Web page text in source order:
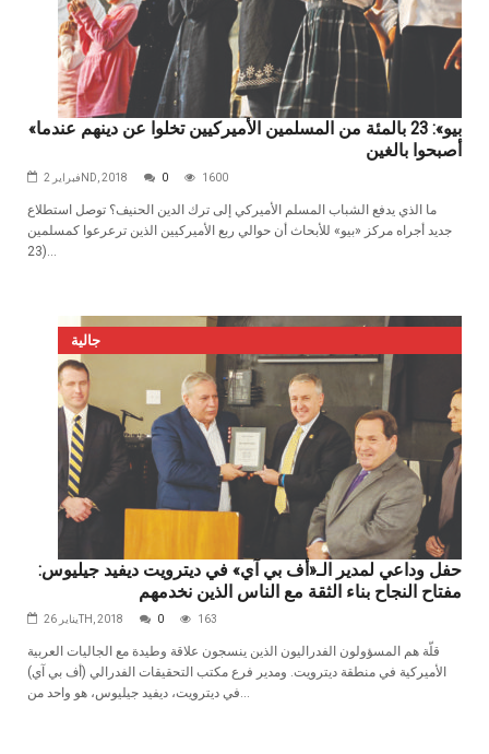
«بيو»: 23 بالمئة من المسلمين الأميركيين تخلوا عن دينهم عندما
أصبحوا بالغين
فبراير 2ND, 2018 0 1600
ما‭ ‬الذي‭ ‬يدفع‭ ‬الشباب‭ ‬المسلم‭ ‬الأميركي‭ ‬إلى‭ ‬ترك‭ ‬الدين‭ ‬الحنيف؟ توصل استطلاع
جديد أجراه مركز «بيو» للأبحاث أن حوالي ربع الأميركيين الذين ترعرعوا كمسلمين
(23...
جالية
حفل وداعي لمدير الـ«أف بي آي» في ديترويت ديفيد جيليوس:
مفتاح النجاح بناء الثقة مع الناس الذين نخدمهم
يناير 26TH, 2018 0 163
قلّة هم المسؤولون الفدراليون الذين ينسجون علاقة وطيدة مع الجاليات العربية
الأميركية في منطقة ديترويت. ومدير فرع مكتب التحقيقات الفدرالي (أف بي آي)
في ديترويت، ديفيد جيليوس، هو واحد من...